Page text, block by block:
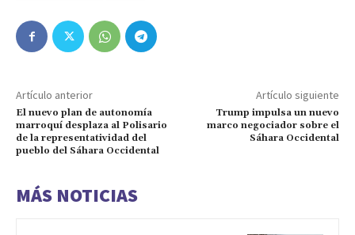
Artículo anterior
El nuevo plan de autonomía
marroquí desplaza al Polisario
de la representatividad del
pueblo del Sáhara Occidental
Artículo siguiente
Trump impulsa un nuevo
marco negociador sobre el
Sáhara Occidental
MÁS NOTICIAS